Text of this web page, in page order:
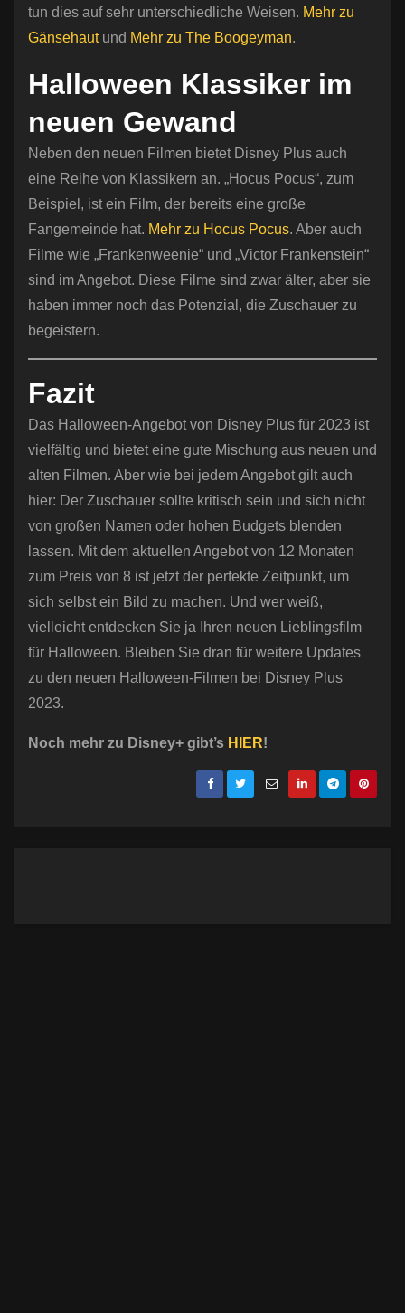
tun dies auf sehr unterschiedliche Weisen. Mehr zu
Gänsehautund Mehr zu The Boogeyman.
Halloween Klassiker im
neuen Gewand
Neben den neuen Filmen bietet Disney Plus auch
eine Reihe von Klassikern an. „Hocus Pocus“, zum
Beispiel, ist ein Film, der bereits eine große
Fangemeinde hat. Mehr zu Hocus Pocus. Aber auch
Filme wie „Frankenweenie“ und „Victor Frankenstein“
sind im Angebot. Diese Filme sind zwar älter, aber sie
haben immer noch das Potenzial, die Zuschauer zu
begeistern.
Fazit
Das Halloween-Angebot von Disney Plus für 2023 ist
vielfältig und bietet eine gute Mischung aus neuen und
alten Filmen. Aber wie bei jedem Angebot gilt auch
hier: Der Zuschauer sollte kritisch sein und sich nicht
von großen Namen oder hohen Budgets blenden
lassen. Mit dem aktuellen Angebot von 12 Monaten
zum Preis von 8 ist jetzt der perfekte Zeitpunkt, um
sich selbst ein Bild zu machen. Und wer weiß,
vielleicht entdecken Sie ja Ihren neuen Lieblingsfilm
für Halloween. Bleiben Sie dran für weitere Updates
zu den neuen Halloween-Filmen bei Disney Plus
2023.
Noch mehr zu Disney+ gibt’s HIER!